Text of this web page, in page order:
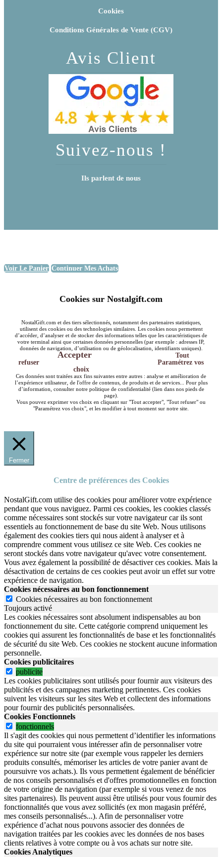
Cookies
Conditions Générales de Vente (CGV)
Avis Client
Suivez-nous !
Ils parlent de nous
Voir Le Panier Continuer Mes Achats
Cookies sur Nostalgift.com
NostalGift.com et des tiers sélectionnés, notamment des partenaires statistiques,
utilisent des cookies ou des technologies similaires. Les cookies nous permettent
d’accéder, d’analyser et de stocker des informations telles que les caractéristiques de
votre terminal ainsi que certaines données personnelles (par exemple : adresses IP,
données de navigation, d’utilisation ou de géolocalisation, identifiants uniques).
Accepter
Tout
refuser
Paramétrez vos
choix
Ces données sont traitées aux fins suivantes entre autres : analyse et amélioration de
l’expérience utilisateur, de l'offre de contenus, de produits et de services... Pour plus
d’information, consulter notre politique de confidentialité (lien dans nos pieds de
page).
Vous pouvez exprimer vos choix en cliquant sur "Tout accepter", "Tout refuser" ou
"Paramétrez vos choix", et les modifier à tout moment sur notre site.
Fermer
Centre de préférences des Cookies
NostalGift.com utilise des cookies pour améliorer votre expérience
pendant que vous naviguez. Parmi ces cookies, les cookies classés
comme nécessaires sont stockés sur votre navigateur car ils sont
essentiels au fonctionnement de base du site Web. Nous utilisons
également des cookies tiers qui nous aident à analyser et à
comprendre comment vous utilisez ce site Web. Ces cookies ne
seront stockés dans votre navigateur qu'avec votre consentement.
Vous avez également la possibilité de désactiver ces cookies. Mais la
désactivation de certains de ces cookies peut avoir un effet sur votre
expérience de navigation.
Cookies nécessaires au bon fonctionnement
Cookies nécessaires au bon fonctionnement
Toujours activé
Les cookies nécessaires sont absolument indispensables au bon
fonctionnement du site. Cette catégorie comprend uniquement les
cookies qui assurent les fonctionnalités de base et les fonctionnalités
de sécurité du site Web. Ces cookies ne stockent aucune information
personnelle.
Cookies publicitaires
publicite
Les cookies publicitaires sont utilisés pour fournir aux visiteurs des
publicités et des campagnes marketing pertinentes. Ces cookies
suivent les visiteurs sur les sites Web et collectent des informations
pour fournir des publicités personnalisées.
Cookies Fonctionnels
fonctionnels
Il s'agit des cookies qui nous permettent d’identifier les informations
du site qui pourraient vous intéresser afin de personnaliser votre
expérience sur notre site (par exemple vous rappeler les derniers
produits consultés, mémoriser les articles de votre panier avant de
poursuivre vos achats.). Ils vous permettent également de bénéficier
de nos conseils personnalisés et d'offres promotionnelles en fonction
de votre origine de navigation (par exemple si vous venez de nos
sites partenaires). Ils peuvent aussi être utilisés pour vous fournir des
fonctionnalités que vous avez sollicités (ex mon magasin préféré,
mes conseils personnalisés...). Afin de personnaliser votre
expérience d’achat nous pouvons associer des données de
navigation traitées par les cookies avec les données de nos bases
clients relatives à votre compte ou à vos achats sur notre site.
Cookies Analytiques